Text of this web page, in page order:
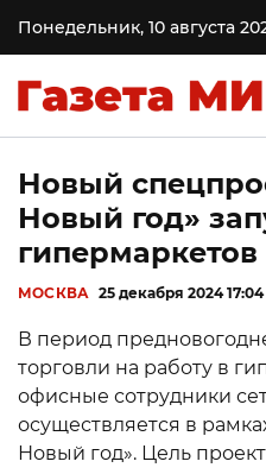
Понедельник, 10 августа
Новый
Новый год»
гипермаркетов
МОСКВА 25 декабря 2024 17:04
В период
торговли на работу в
офисные сотрудники
осуществляется в
Новый год». Цель